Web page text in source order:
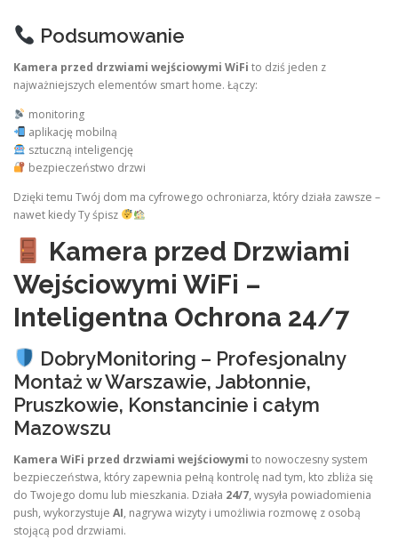
Podsumowanie
Kamera przed drzwiami wejściowymi WiFi to dziś jeden z
najważniejszych elementów smart home. Łączy:
monitoring
aplikację mobilną
sztuczną inteligencję
bezpieczeństwo drzwi
Dzięki temu Twój dom ma cyfrowego ochroniarza, który działa zawsze –
nawet kiedy Ty śpisz
Kamera przed Drzwiami
Wejściowymi WiFi –
Inteligentna Ochrona 24/7
DobryMonitoring – Profesjonalny
Montaż w Warszawie, Jabłonnie,
Pruszkowie, Konstancinie i całym
Mazowszu
Kamera WiFi przed drzwiami wejściowymi to nowoczesny system
bezpieczeństwa, który zapewnia pełną kontrolę nad tym, kto zbliża się
do Twojego domu lub mieszkania. Działa 24/7, wysyła powiadomienia
push, wykorzystuje AI, nagrywa wizyty i umożliwia rozmowę z osobą
stojącą pod drzwiami.